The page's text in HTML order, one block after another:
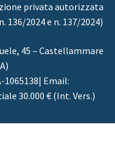
privata autorizzata
2024 e n. 137/2024)
45 – Castellammare
1065138| Email:
30.000 € (Int. Vers.)